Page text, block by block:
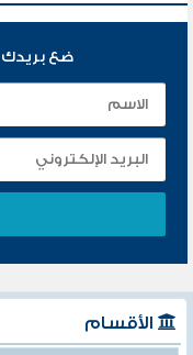
ضع بريدك
الأقسام